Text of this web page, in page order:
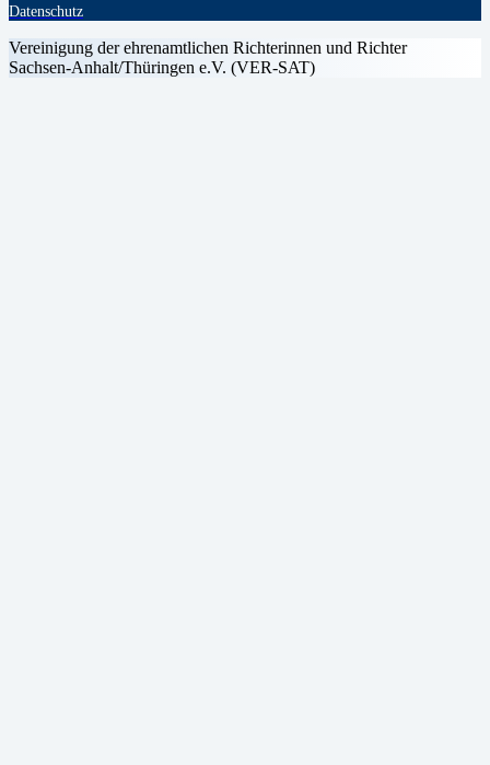
Datenschutz
Vereinigung der ehrenamtlichen Richterinnen und Richter
Sachsen-Anhalt/Thüringen e.V. (VER-SAT)